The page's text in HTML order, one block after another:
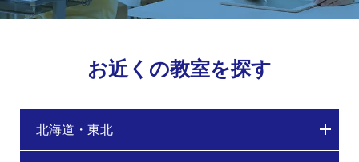
お近くの教室を探す
北海道・東北